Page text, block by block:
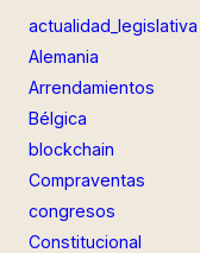
actualidad_legislativa
Alemania
Arrendamientos
Bélgica
blockchain
Compraventas
congresos
Constitucional